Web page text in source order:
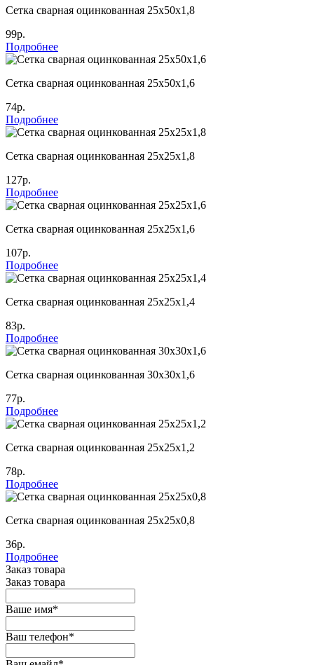
Сетка сварная оцинкованная 25х50х1,8
99р.
Подробнее
Сетка сварная оцинкованная 25х50х1,6
74р.
Подробнее
Сетка сварная оцинкованная 25х25х1,8
127р.
Подробнее
Сетка сварная оцинкованная 25х25х1,6
107р.
Подробнее
Сетка сварная оцинкованная 25х25х1,4
83р.
Подробнее
Сетка сварная оцинкованная 30х30х1,6
77р.
Подробнее
Сетка сварная оцинкованная 25х25х1,2
78р.
Подробнее
Сетка сварная оцинкованная 25х25х0,8
36р.
Подробнее
Заказ товара
Заказ товара
Ваше имя*
Ваш телефон*